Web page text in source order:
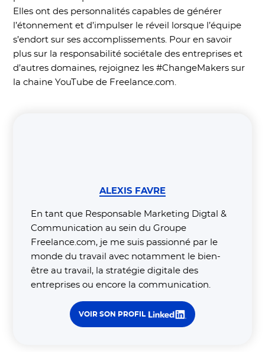
Elles ont des personnalités capables de générer
l’étonnement et d’impulser le réveil lorsque l’équipe
s’endort sur ses accomplissements. Pour en savoir
plus sur la responsabilité sociétale des entreprises et
d’autres domaines, rejoignez les #ChangeMakers sur
la chaine YouTube de Freelance.com.
ALEXIS FAVRE
En tant que Responsable Marketing Digtal &
Communication au sein du Groupe
Freelance.com, je me suis passionné par le
monde du travail avec notamment le bien-
être au travail, la stratégie digitale des
entreprises ou encore la communication.
VOIR SON PROFIL